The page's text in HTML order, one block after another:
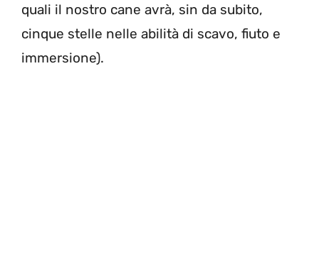
quali il nostro cane avrà, sin da subito,
cinque stelle nelle abilità di scavo, fiuto e
immersione).